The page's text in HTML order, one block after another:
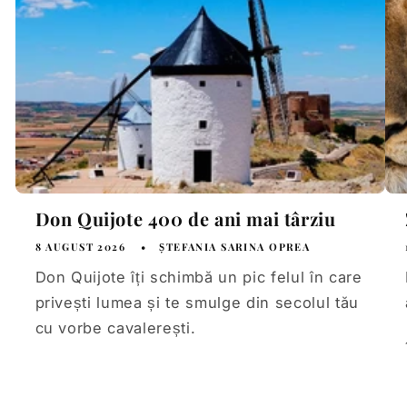
Don Quijote 400 de ani mai târziu
8 AUGUST 2026 ȘTEFANIA SARINA OPREA
Don Quijote îți schimbă un pic felul în care
privești lumea și te smulge din secolul tău
cu vorbe cavalerești.